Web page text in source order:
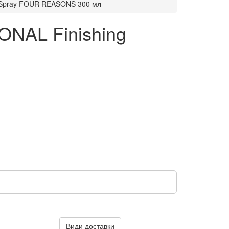
FOUR REASONS 300 мл
Finishing
Види доставки